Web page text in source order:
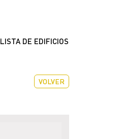
LISTA DE EDIFICIOS
VOLVER